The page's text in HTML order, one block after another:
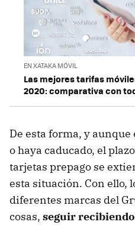
EN XATAKA MÓVIL
Las mejores tarifas
2020: comparativa con
De esta forma, y aunque
o haya caducado, el
tarjetas prepago se
esta situación. Con ello,
diferentes marcas del
cosas, seguir recibiendo